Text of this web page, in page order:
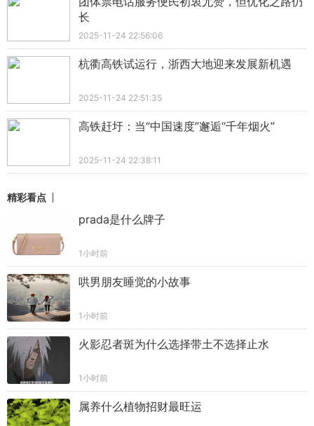
长
2025-11-24 22:56:06
杭衢高铁试运行，浙西大地迎来发展新机遇
2025-11-24 22:51:35
高铁赶圩：当“中国速度”邂逅“千年烟火”
2025-11-24 22:38:11
精彩看点
prada是什么牌子
1小时前
哄男朋友睡觉的小故事
1小时前
火影忍者斑为什么选择带土不选择止水
1小时前
属养什么植物招财最旺运